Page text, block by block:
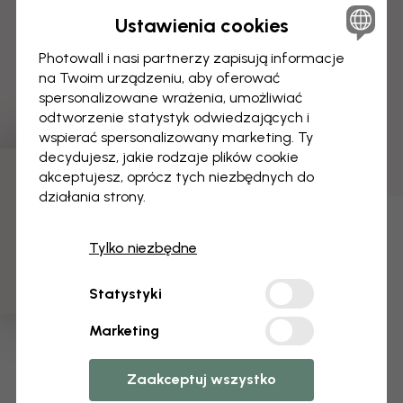
Ustawienia cookies
Photowall i nasi partnerzy zapisują informacje
na Twoim urządzeniu, aby oferować
spersonalizowane wrażenia, umożliwiać
odtworzenie statystyk odwiedzających i
wspierać spersonalizowany marketing. Ty
decydujesz, jakie rodzaje plików cookie
akceptujesz, oprócz tych niezbędnych do
działania strony.
Tylko niezbędne
Statystyki
Marketing
Zaakceptuj wszystko